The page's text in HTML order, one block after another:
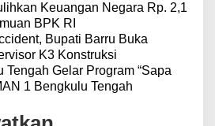
Keuangan Negara Rp. 2,1
BPK RI
Bupati Barru Buka
K3 Konstruksi
Tengah Gelar Program “Sapa
1 Bengkulu Tengah